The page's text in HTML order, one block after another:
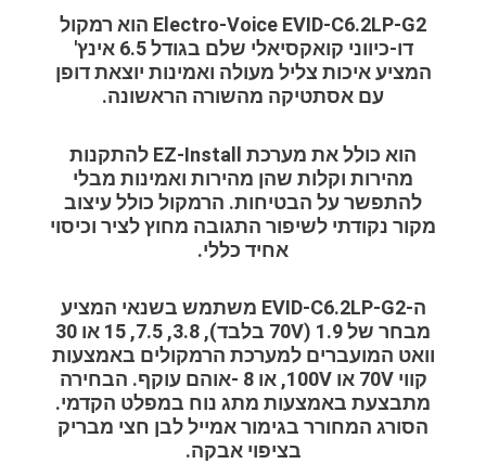
Electro-Voice EVID-C6.2LP-G2 הוא רמקול
דו-כיווני קואקסיאלי שלם בגודל 6.5 אינץ'
המציע איכות צליל מעולה ואמינות יוצאת דופן
עם אסתטיקה מהשורה הראשונה.
הוא כולל את מערכת EZ-Install להתקנות
מהירות וקלות שהן מהירות ואמינות מבלי
להתפשר על הבטיחות. הרמקול כולל עיצוב
מקור נקודתי לשיפור התגובה מחוץ לציר וכיסוי
אחיד כללי.
ה-EVID-C6.2LP-G2 משתמש בשנאי המציע
מבחר של 1.9 (70V בלבד), 3.8, 7.5, 15 או 30
וואט המועברים למערכת הרמקולים באמצעות
קווי 70V או 100V, או 8 -אוהם עוקף. הבחירה
מתבצעת באמצעות מתג נוח במפלט הקדמי.
הסורג המחורר בגימור אמייל לבן חצי מבריק
בציפוי אבקה.